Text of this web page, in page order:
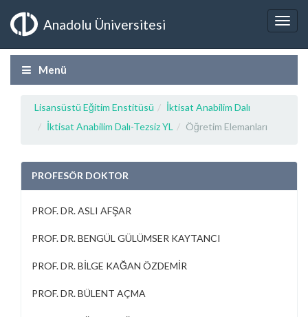
Anadolu Üniversitesi
Menü
Lisansüstü Eğitim Enstitüsü
İktisat Anabilim Dalı
İktisat Anabilim Dalı-Tezsiz YL
Öğretim Elemanları
PROFESÖR DOKTOR
PROF. DR. ASLI AFŞAR
PROF. DR. BENGÜL GÜLÜMSER KAYTANCI
PROF. DR. BİLGE KAĞAN ÖZDEMİR
PROF. DR. BÜLENT AÇMA